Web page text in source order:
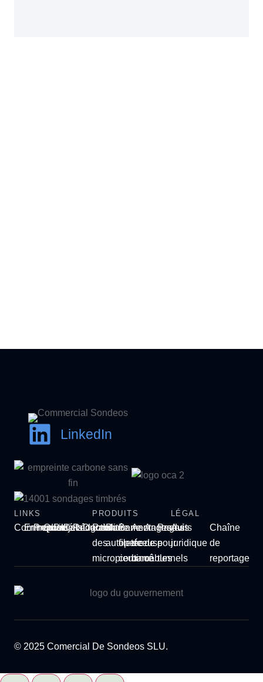
LinkedIn
LINKS
Commencer
Entreprise
Produits
Qualité
Projets
Catalogues
Rédaction
Durabilité
PRODUITS
Renforcement
des
micropieux
Barre
autoperceuse
Barre
filetée
continue
Ancrages
de
barre
Ancrages
de
câbles
Produits
pour
tunnels
LÉGAL
Avis
juridique
Chaîne
de
reportage
© 2025 Comercial De Sondeos SLU.